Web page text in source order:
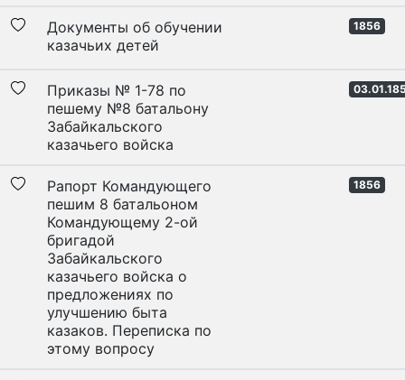
Документы об обучении
казачьих детей
1856
Приказы № 1-78 по
пешему №8 батальону
Забайкальского
казачьего войска
Рапорт Командующего
пешим 8 батальоном
Командующему 2-ой
бригадой
Забайкальского
казачьего войска о
предложениях по
улучшению быта
казаков. Переписка по
этому вопросу
1856